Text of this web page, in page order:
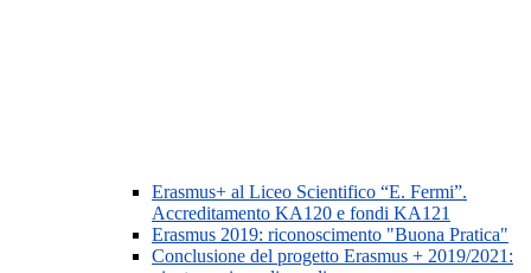
Erasmus+ al Liceo Scientifico “E. Fermi”.
Accreditamento KA120 e fondi KA121
Erasmus 2019: riconoscimento "Buona Pratica"
Conclusione del progetto Erasmus + 2019/2021: